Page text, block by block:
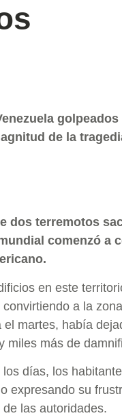
de la
dos terremotos
comenzó a
en este
a la
martes, había
miles más de
días, los
expresando su
las autoridades.